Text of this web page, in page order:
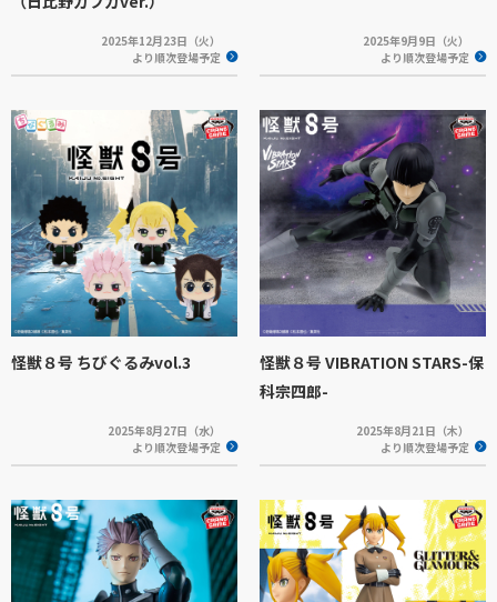
2025年12月23日（火）
より順次登場予定
2025年9月9日（火）
より順次登場予定
怪獣８号 ちびぐるみvol.3
2025年8月27日（水）
より順次登場予定
怪獣８号 VIBRATION STARS-保
科宗四郎-
2025年8月21日（木）
より順次登場予定